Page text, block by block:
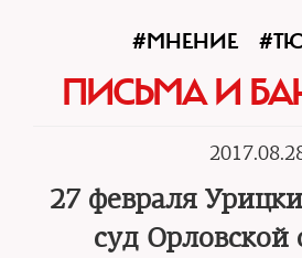
#МНЕНИЕ
ПИСЬМА И
27 февраля
суд Орловской